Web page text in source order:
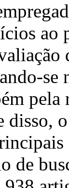
ao
se
pela
disso,
de